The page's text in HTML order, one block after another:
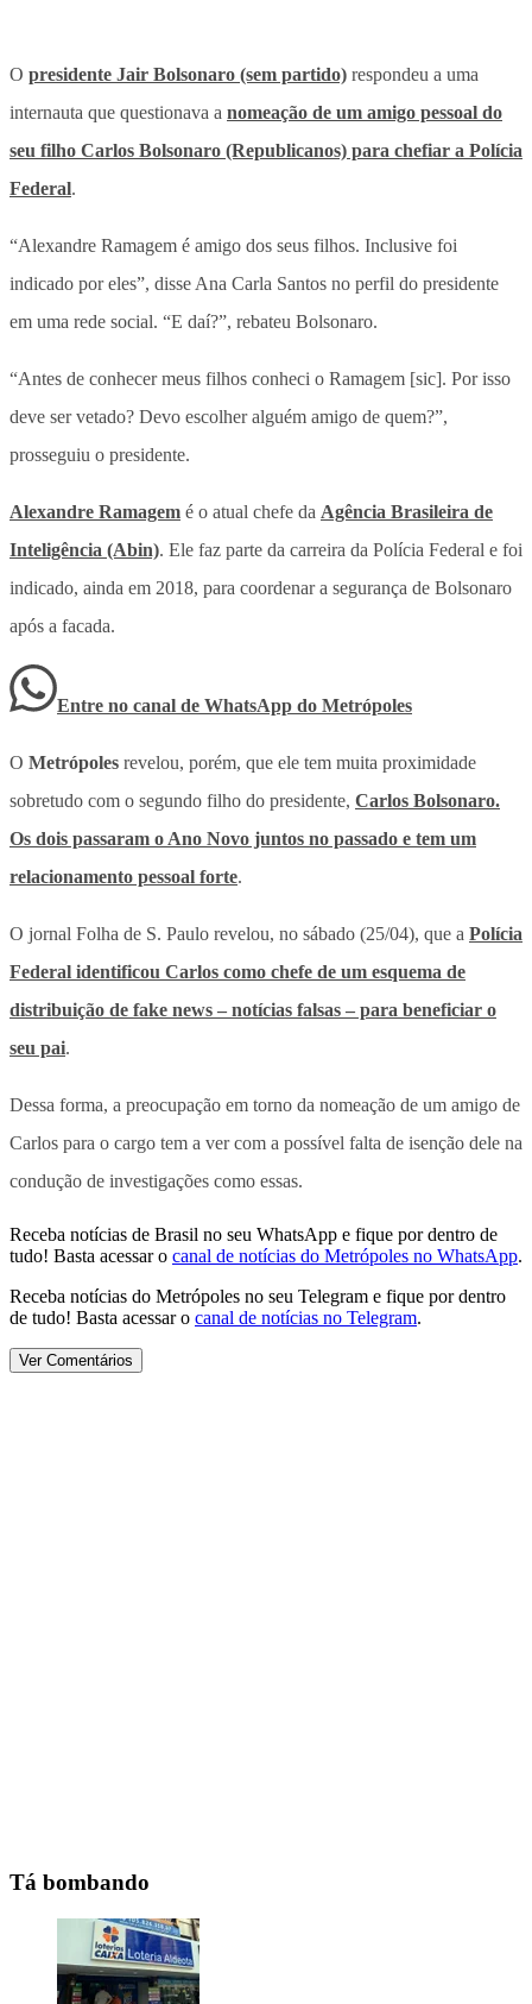
O presidente Jair Bolsonaro (sem partido) respondeu a uma
internauta que questionava a nomeação de um amigo pessoal do
seu filho Carlos Bolsonaro (Republicanos) para chefiar a Polícia
Federal.
“Alexandre Ramagem é amigo dos seus filhos. Inclusive foi
indicado por eles”, disse Ana Carla Santos no perfil do presidente
em uma rede social. “E daí?”, rebateu Bolsonaro.
“Antes de conhecer meus filhos conheci o Ramagem [sic]. Por isso
deve ser vetado? Devo escolher alguém amigo de quem?”,
prosseguiu o presidente.
Alexandre Ramagem é o atual chefe da Agência Brasileira de
Inteligência (Abin). Ele faz parte da carreira da Polícia Federal e foi
indicado, ainda em 2018, para coordenar a segurança de Bolsonaro
após a facada.
Entre no canal de WhatsApp do Metrópoles
O Metrópoles revelou, porém, que ele tem muita proximidade
sobretudo com o segundo filho do presidente, Carlos Bolsonaro.
Os dois passaram o Ano Novo juntos no passado e tem um
relacionamento pessoal forte.
O jornal Folha de S. Paulo revelou, no sábado (25/04), que a Polícia
Federal identificou Carlos como chefe de um esquema de
distribuição de fake news – notícias falsas – para beneficiar o
seu pai.
Dessa forma, a preocupação em torno da nomeação de um amigo de
Carlos para o cargo tem a ver com a possível falta de isenção dele na
condução de investigações como essas.
Receba notícias de Brasil no seu WhatsApp e fique por dentro de
tudo! Basta acessar o canal de notícias do Metrópoles no WhatsApp.
Receba notícias do Metrópoles no seu Telegram e fique por dentro
de tudo! Basta acessar o canal de notícias no Telegram.
Ver Comentários
Tá bombando